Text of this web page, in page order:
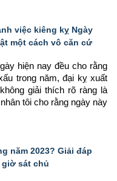
việc kiêng kỵ Ngày
một cách vô căn cứ
hiện nay đều cho rằng
trong năm, đại kỵ xuất
giải thích rõ ràng là
tôi cho rằng ngày này
năm 2023? Giải đáp
sát chủ